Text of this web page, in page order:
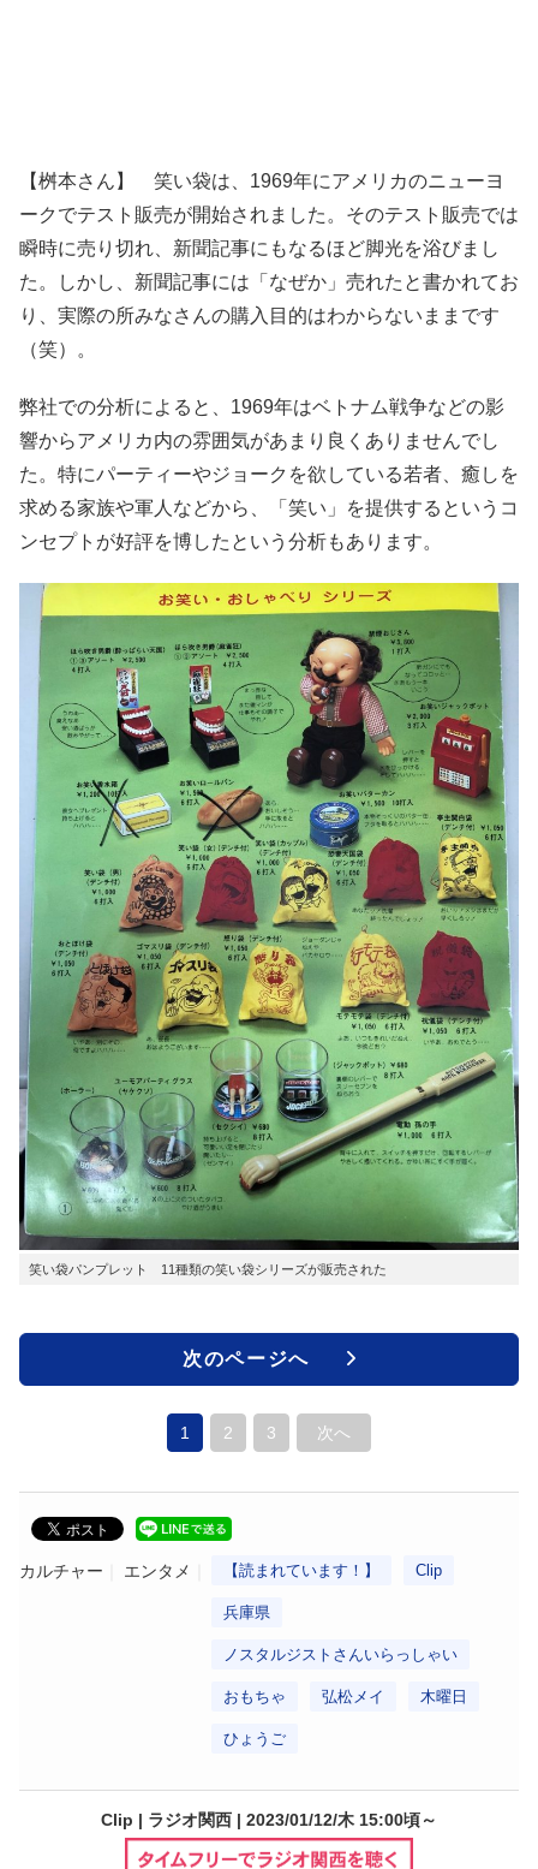
【桝本さん】 笑い袋は、1969年にアメリカのニューヨ
ークでテスト販売が開始されました。そのテスト販売では
瞬時に売り切れ、新聞記事にもなるほど脚光を浴びまし
た。しかし、新聞記事には「なぜか」売れたと書かれてお
り、実際の所みなさんの購入目的はわからないままです
（笑）。
弊社での分析によると、1969年はベトナム戦争などの影
響からアメリカ内の雰囲気があまり良くありませんでし
た。特にパーティーやジョークを欲している若者、癒しを
求める家族や軍人などから、「笑い」を提供するというコ
ンセプトが好評を博したという分析もあります。
笑い袋パンプレット 11種類の笑い袋シリーズが販売された
次のページへ
1 2 3 次へ
カルチャー エンタメ 【読まれています！】 Clip
兵庫県
ノスタルジストさんいらっしゃい
おもちゃ 弘松メイ 木曜日
ひょうご
Clip | ラジオ関西 | 2023/01/12/木 15:00頃～